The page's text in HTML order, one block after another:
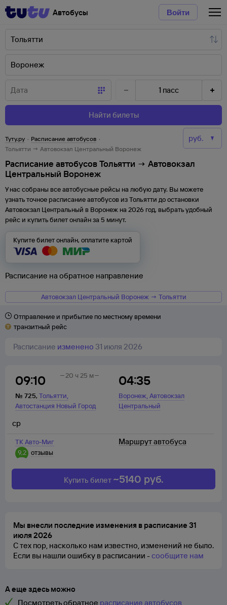
Автобусы Войти
1 пасс
Найти билеты
Туту.ру · Расписание автобусов ·
Тольятти → Автовокзал Центральный Воронеж
Расписание автобусов Тольятти → Автовокзал
Центральный Воронеж
У нас собраны все автобусные рейсы на любую дату. Вы можете
узнать точное расписание автобусов изТольятти доостановки
Автовокзал Центральный в Воронеж на 2026 год, выбрать удобный
рейс и купить билет онлайн за 5 минут.
Купите билет онлайн, оплатите картой
Расписание на обратное направление
Автовокзал Центральный Воронеж → Тольятти
Отправление и прибытие по местному времени
транзитный рейс
Расписание изменено 31 июля 2026
09:10
№ 725, Тольятти,
Автостанция Новый Город
04:35
Воронеж,Автовокзал
Центральный
20 ч 25 м
ТК Авто-Миг
9,2 отзывы
ср
Маршрут автобуса
Купить билет ~5140 руб.
Мы внесли последние изменения в расписание 31
июля 2026
С тех пор, насколько нам известно, изменений не было.
Если вы нашли ошибку в расписании -сообщите нам
А еще здесь можно
Посмотреть обратное расписание автобусов